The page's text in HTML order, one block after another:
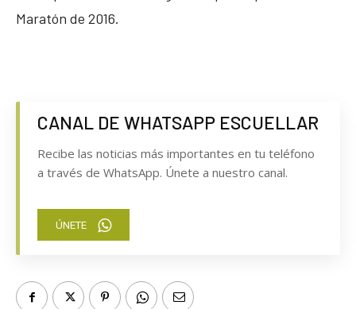
Maratón de 2016.
CANAL DE WHATSAPP ESCUELLAR
Recibe las noticias más importantes en tu teléfono
a través de WhatsApp. Únete a nuestro canal.
ÚNETE